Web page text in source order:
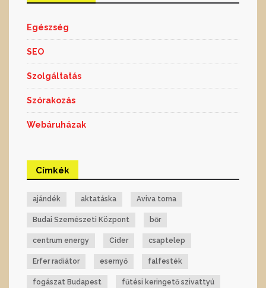
Egészség
SEO
Szolgáltatás
Szórakozás
Webáruházak
Címkék
ajándék aktatáska Aviva torna
Budai Szemészeti Központ bőr
centrum energy Cider csaptelep
Erfer radiátor esernyő falfesték
fogászat Budapest fűtési keringető szivattyú